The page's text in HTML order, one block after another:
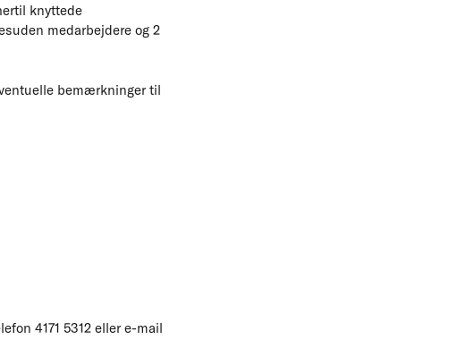
knyttede
medarbejdere og 2
bemærkninger til
4171 5312 eller e-mail